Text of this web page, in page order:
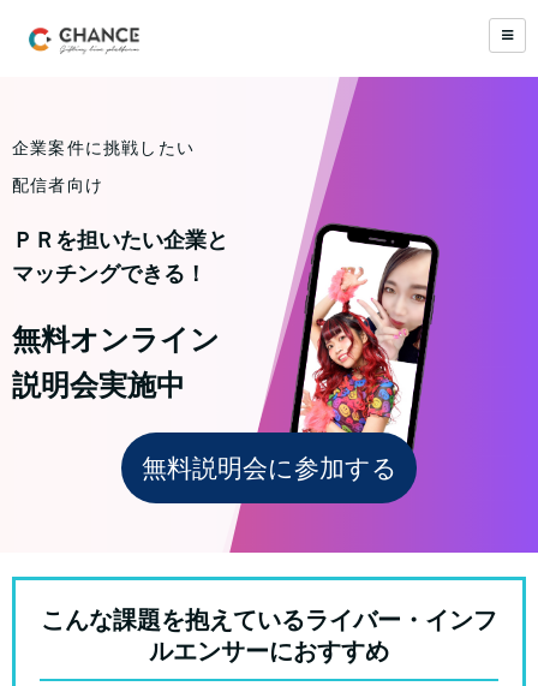
企業案件に挑戦したい
配信者向け
ＰＲを担いたい企業と
マッチングできる！
無料オンライン
説明会実施中
無料説明会に参加する
こんな課題を抱えているライバー・インフ
ルエンサーにおすすめ